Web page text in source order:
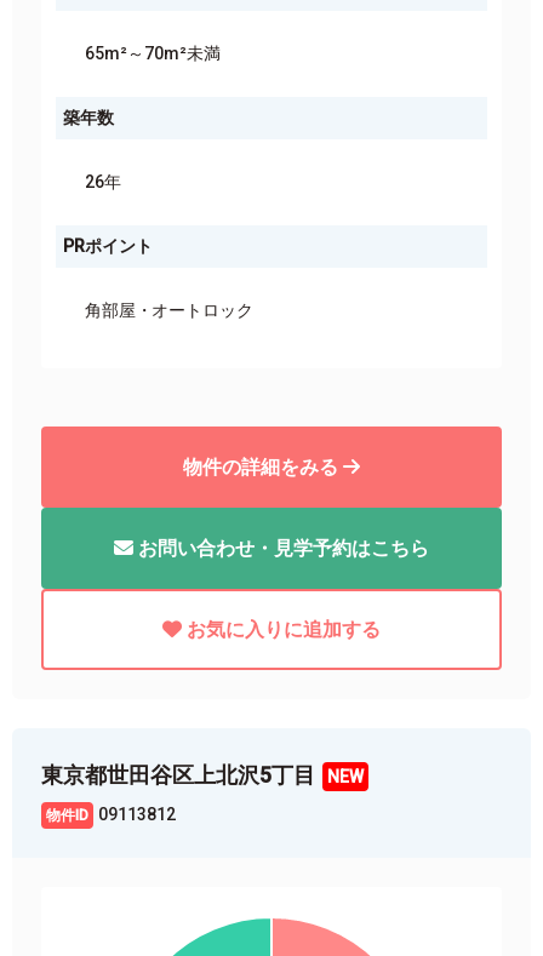
65m²～70m²未満
築年数
26年
PRポイント
角部屋 オートロック
物件の詳細をみる
お問い合わせ・見学予約はこちら
お気に入りに追加する
東京都世田谷区上北沢5丁目
09113812